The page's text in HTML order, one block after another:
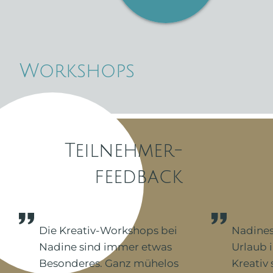
Workshops
Teilnehmer-
feedback
Die Kreativ-Workshops bei
Nadine sind immer etwas
Besonderes. Ganz mühelos
Urlaub
Kreativ